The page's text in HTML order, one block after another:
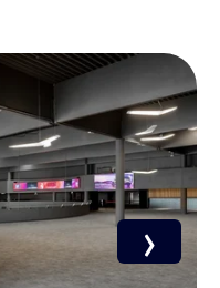
›